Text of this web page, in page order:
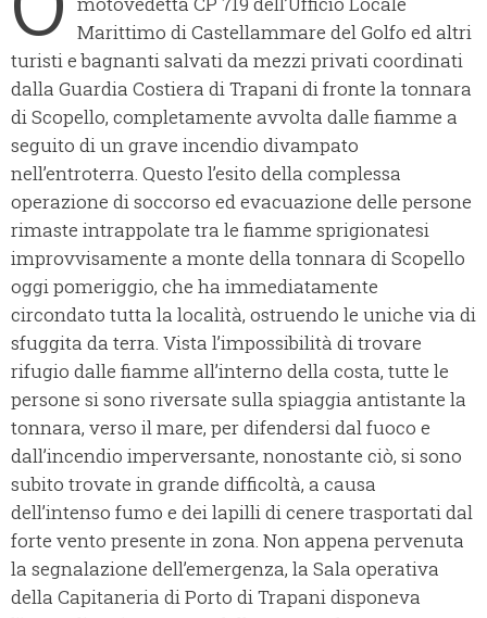
Marittimo di Castellammare del Golfo ed altri
turisti e bagnanti salvati da mezzi privati coordinati
dalla Guardia Costiera di Trapani di fronte la tonnara
di Scopello, completamente avvolta dalle fiamme a
seguito di un grave incendio divampato
nell’entroterra. Questo l’esito della complessa
operazione di soccorso ed evacuazione delle persone
rimaste intrappolate tra le fiamme sprigionatesi
improvvisamente a monte della tonnara di Scopello
oggi pomeriggio, che ha immediatamente
circondato tutta la località, ostruendo le uniche via di
sfuggita da terra. Vista l’impossibilità di trovare
rifugio dalle fiamme all’interno della costa, tutte le
persone si sono riversate sulla spiaggia antistante la
tonnara, verso il mare, per difendersi dal fuoco e
dall’incendio imperversante, nonostante ciò, si sono
subito trovate in grande difficoltà, a causa
dell’intenso fumo e dei lapilli di cenere trasportati dal
forte vento presente in zona. Non appena pervenuta
la segnalazione dell’emergenza, la Sala operativa
della Capitaneria di Porto di Trapani disponeva